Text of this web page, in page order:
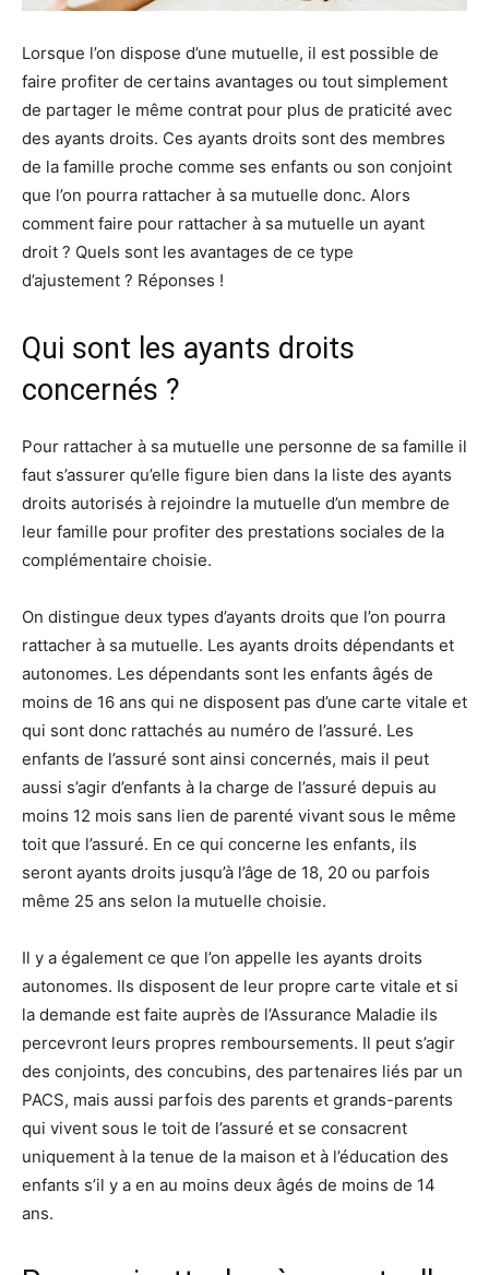
Lorsque l’on dispose d’une mutuelle, il est possible de
faire profiter de certains avantages ou tout simplement
de partager le même contrat pour plus de praticité avec
des ayants droits. Ces ayants droits sont des membres
de la famille proche comme ses enfants ou son conjoint
que l’on pourra rattacher à sa mutuelle donc. Alors
comment faire pour rattacher à sa mutuelle un ayant
droit ? Quels sont les avantages de ce type
d’ajustement ? Réponses !
Qui sont les ayants droits
concernés ?
Pour rattacher à sa mutuelle une personne de sa famille il
faut s’assurer qu’elle figure bien dans la liste des ayants
droits autorisés à rejoindre la mutuelle d’un membre de
leur famille pour profiter des prestations sociales de la
complémentaire choisie.
On distingue deux types d’ayants droits que l’on pourra
rattacher à sa mutuelle. Les ayants droits dépendants et
autonomes. Les dépendants sont les enfants âgés de
moins de 16 ans qui ne disposent pas d’une carte vitale et
qui sont donc rattachés au numéro de l’assuré. Les
enfants de l’assuré sont ainsi concernés, mais il peut
aussi s’agir d’enfants à la charge de l’assuré depuis au
moins 12 mois sans lien de parenté vivant sous le même
toit que l’assuré. En ce qui concerne les enfants, ils
seront ayants droits jusqu’à l’âge de 18, 20 ou parfois
même 25 ans selon la mutuelle choisie.
Il y a également ce que l’on appelle les ayants droits
autonomes. Ils disposent de leur propre carte vitale et si
la demande est faite auprès de l’Assurance Maladie ils
percevront leurs propres remboursements. Il peut s’agir
des conjoints, des concubins, des partenaires liés par un
PACS, mais aussi parfois des parents et grands-parents
qui vivent sous le toit de l’assuré et se consacrent
uniquement à la tenue de la maison et à l’éducation des
enfants s’il y a en au moins deux âgés de moins de 14
ans.